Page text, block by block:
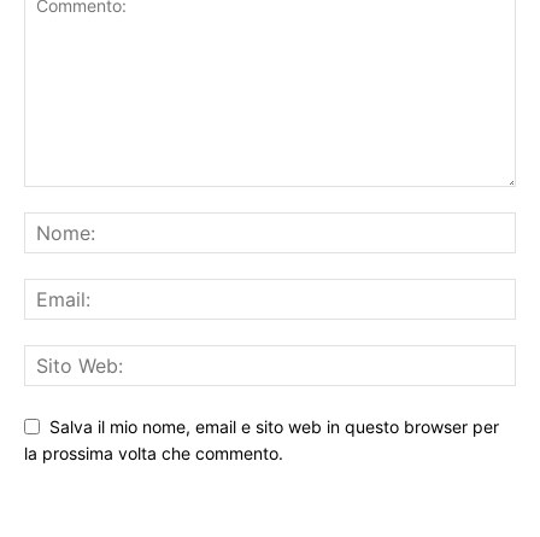
Salva il mio nome, email e sito web in questo browser per
la prossima volta che commento.